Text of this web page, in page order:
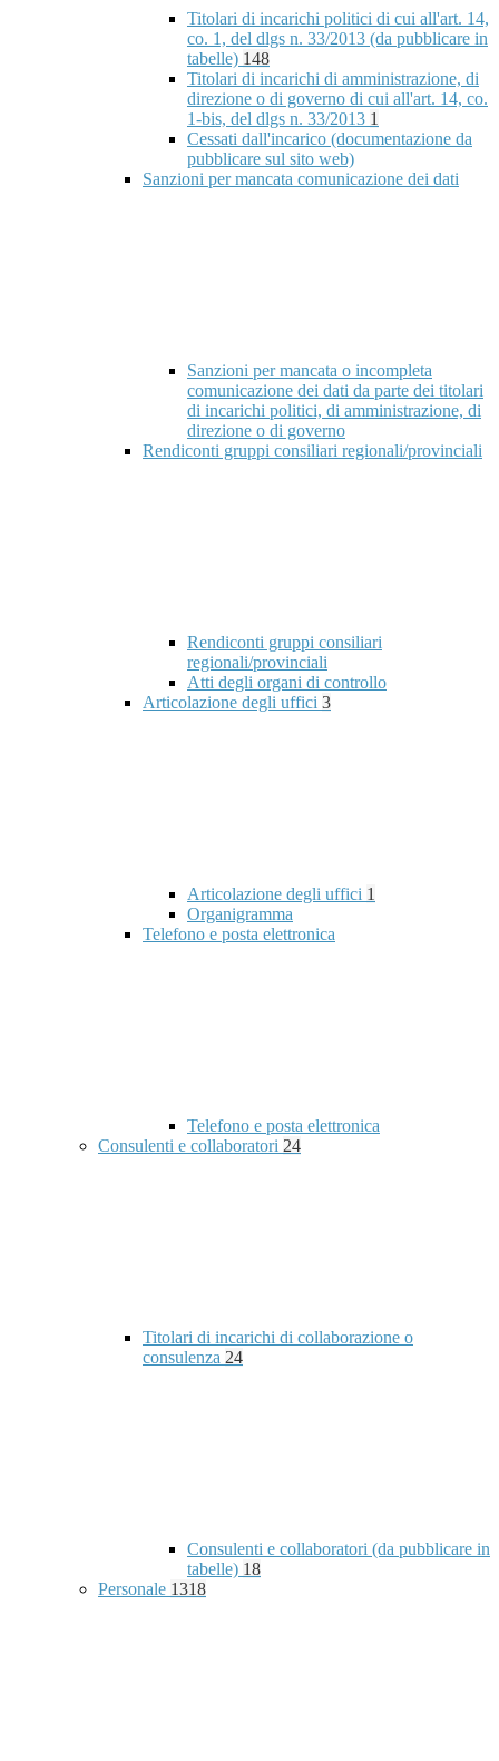
Titolari di incarichi politici di cui all'art. 14,
co. 1, del dlgs n. 33/2013 (da pubblicare in
tabelle) 148
Titolari di incarichi di amministrazione, di
direzione o di governo di cui all'art. 14, co.
1-bis, del dlgs n. 33/2013 1
Cessati dall'incarico (documentazione da
pubblicare sul sito web)
Sanzioni per mancata comunicazione dei dati
Sanzioni per mancata o incompleta
comunicazione dei dati da parte dei titolari
di incarichi politici, di amministrazione, di
direzione o di governo
Rendiconti gruppi consiliari regionali/provinciali
Rendiconti gruppi consiliari
regionali/provinciali
Atti degli organi di controllo
Articolazione degli uffici 3
Articolazione degli uffici 1
Organigramma
Telefono e posta elettronica
Telefono e posta elettronica
Consulenti e collaboratori 24
Titolari di incarichi di collaborazione o
consulenza 24
Consulenti e collaboratori (da pubblicare in
tabelle) 18
Personale 1318